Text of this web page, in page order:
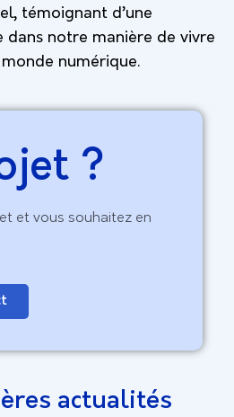
témoignant d’une
dans notre manière de vivre
numérique.
?
et vous souhaitez en
actualités